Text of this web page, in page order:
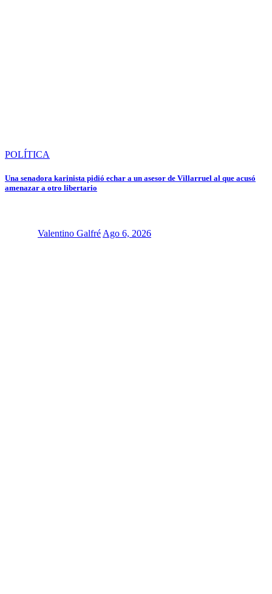
POLÍTICA
Una senadora karinista pidió echar a un asesor de Villarruel al que acusó
amenazar a otro libertario
Valentino Galfré Ago 6, 2026